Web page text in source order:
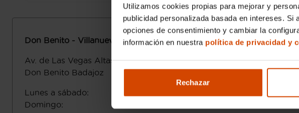
Utilizamos cookies propias para mejorar y
publicidad personalizada basada en intereses.
opciones de consentimiento y cambiar la
información en nuestra política de privacidad y
Rechazar
Don Benito - Villanueva
Av. de Las Vegas Altas, 195,06400
Don Benito Badajoz
Lunes a sábado:
Domingo: